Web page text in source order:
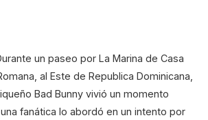
un paseo por La Marina de Casa
al Este de Republica Dominicana,
Bad Bunny vivió un momento
fanática lo abordó en un intento por